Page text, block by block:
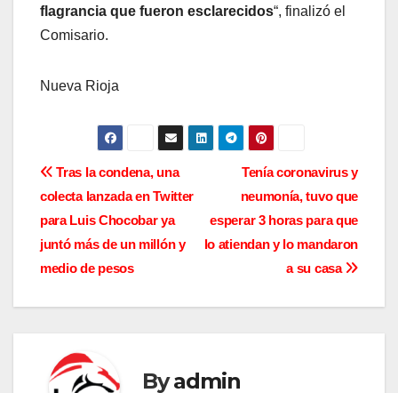
flagrancia que fueron esclarecidos“, finalizó el
Comisario.
Nueva Rioja
N
a
v
a
Tenía coronavirus y
neumonía, tuvo que
esperar 3 horas para que
lo atiendan y lo mandaron
a su casa
Tras la condena, una
colecta lanzada en Twitter
para Luis Chocobar ya
juntó más de un millón y
medio de pesos
Byadmin